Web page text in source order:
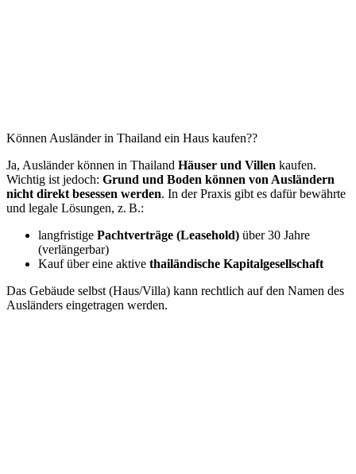
Können Ausländer in Thailand ein Haus kaufen??
Ja, Ausländer können in Thailand Häuser und Villen kaufen.
Wichtig ist jedoch: Grund und Boden können von Ausländern
nicht direkt besessen werden. In der Praxis gibt es dafür bewährte
und legale Lösungen, z. B.:
langfristige Pachtverträge (Leasehold) über 30 Jahre
(verlängerbar)
Kauf über eine aktive thailändische Kapitalgesellschaft
Das Gebäude selbst (Haus/Villa) kann rechtlich auf den Namen des
Ausländers eingetragen werden.